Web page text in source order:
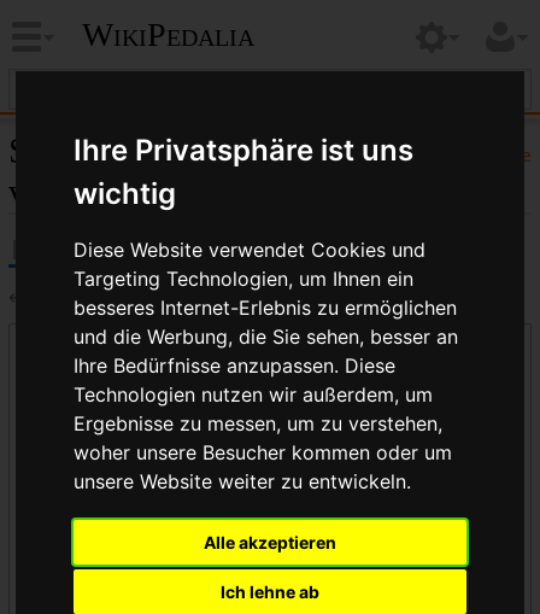
Ihre Privatsphäre ist uns
wichtig
Diese Website verwendet Cookies und
Targeting Technologien, um Ihnen ein
besseres Internet-Erlebnis zu ermöglichen
und die Werbung, die Sie sehen, besser an
Ihre Bedürfnisse anzupassen. Diese
Technologien nutzen wir außerdem, um
Ergebnisse zu messen, um zu verstehen,
woher unsere Besucher kommen oder um
unsere Website weiter zu entwickeln.
Alle akzeptieren
Ich lehne ab
WikiPedalia
Hilfe
Seiten, die auf „Blockpedal“
verlinken
← Blockpedal
Links auf diese Seite
Seite:
Namensraum:
Vorlageneinbindungen ausblenden